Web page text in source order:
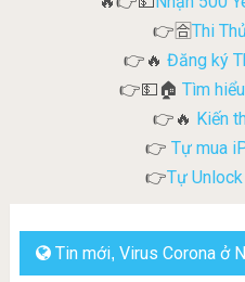
👉🈴Thi
👉🔥 Đăng ký
👉💵🏠Tìm
👉🔥 Kiến
👉 Tự mua
👉Tự
Tin mới, Virus Corona ở